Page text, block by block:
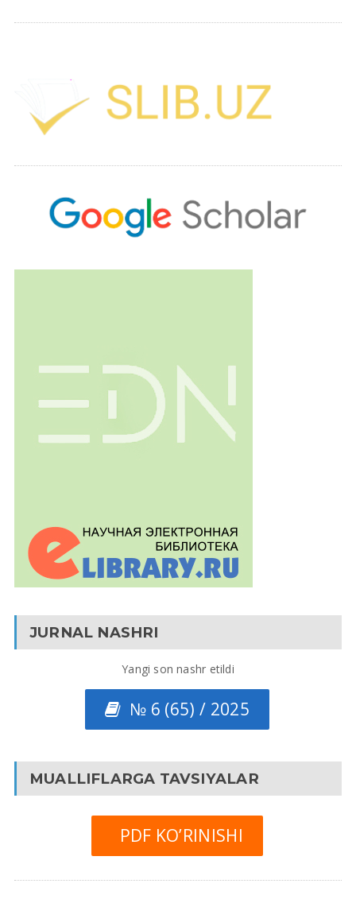
JURNAL NASHRI
Yangi son nashr etildi
№ 6 (65) / 2025
MUALLIFLARGA TAVSIYALAR
PDF KO’RINISHI